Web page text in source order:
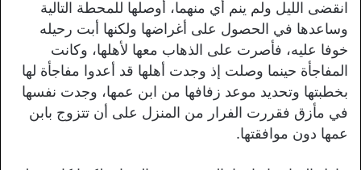
انقضى الليل ولم ينم أي منهما، أوصلها للمحطة التالية
وساعدها في الحصول على أغراضها ولكنها أبت رحيله
خوفا عليه، فأصرت على الذهاب معها لأهلها، وكانت
المفاجأة حينما وصلت إذ وجدت أهلها قد أعدوا مفاجأة لها
بخطبتها وتحديد موعد زفافها من ابن عمها، وجدت نفسها
في مأزق فقررت الفرار من المنزل على أن تتزوج بابن
عمها دون موافقتها.